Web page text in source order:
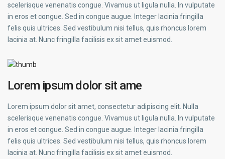
scelerisque venenatis congue. Vivamus ut ligula nulla. In vulputate
in eros et congue. Sed in congue augue. Integer lacinia fringilla
felis quis ultrices. Sed vestibulum nisi tellus, quis rhoncus lorem
lacinia at. Nunc fringilla facilisis ex sit amet euismod.
Lorem ipsum dolor sit ame
Lorem ipsum dolor sit amet, consectetur adipiscing elit. Nulla
scelerisque venenatis congue. Vivamus ut ligula nulla. In vulputate
in eros et congue. Sed in congue augue. Integer lacinia fringilla
felis quis ultrices. Sed vestibulum nisi tellus, quis rhoncus lorem
lacinia at. Nunc fringilla facilisis ex sit amet euismod.